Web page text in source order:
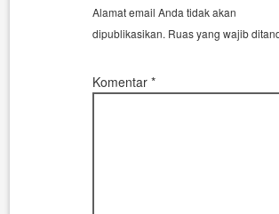
Alamat email Anda tidak akan
dipublikasikan. Ruas yang wajib
Komentar*